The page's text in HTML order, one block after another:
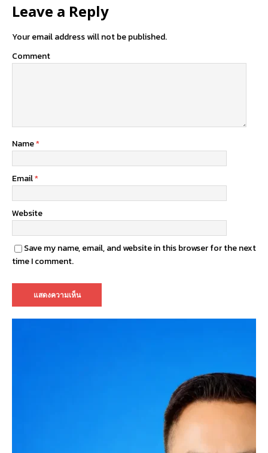
Leave a Reply
Your email address will not be published.
Comment
Name*
Email*
Website
Save my name, email, and website in this browser for the next
time I comment.